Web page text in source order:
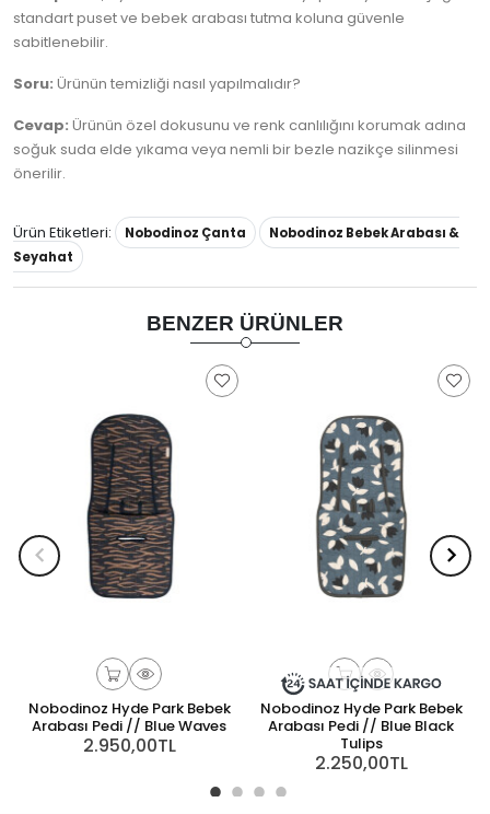
standart puset ve bebek arabası tutma koluna güvenle
sabitlenebilir.
Soru: Ürünün temizliği nasıl yapılmalıdır?
Cevap: Ürünün özel dokusunu ve renk canlılığını korumak adına
soğuk suda elde yıkama veya nemli bir bezle nazikçe silinmesi
önerilir.
Ürün Etiketleri: Nobodinoz Çanta
Nobodinoz Bebek Arabası &
Seyahat
BENZER ÜRÜNLER
Nobodinoz Hyde Park Bebek
Arabası Pedi // Blue Waves
2.950,00TL
Nobodinoz Hyde Park Bebek
Arabası Pedi // Blue Black
Tulips
2.250,00TL